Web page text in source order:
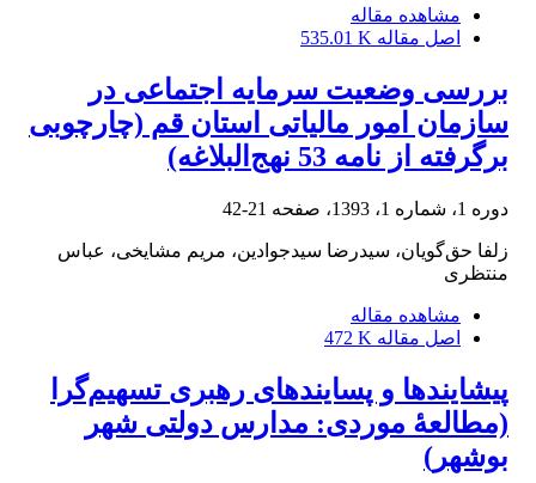
مشاهده مقاله
اصل مقاله 535.01 K
بررسی وضعیت سرمایه اجتماعی در
سازمان امور مالیاتی استان قم (چارچوبی
برگرفته از نامه 53 نهج‌البلاغه)
دوره 1، شماره 1، 1393، صفحه 21-42
زلفا حق‌گویان، سیدرضا سیدجوادین، مریم مشایخی، عباس
منتظری
مشاهده مقاله
اصل مقاله 472 K
پیشایندها و پسایندهای رهبری تسهیم‏‌گرا
(مطالعۀ موردی: مدارس دولتی شهر
بوشهر)